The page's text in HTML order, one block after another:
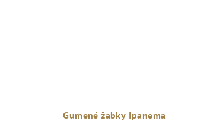
Gumené žabky Ipanema